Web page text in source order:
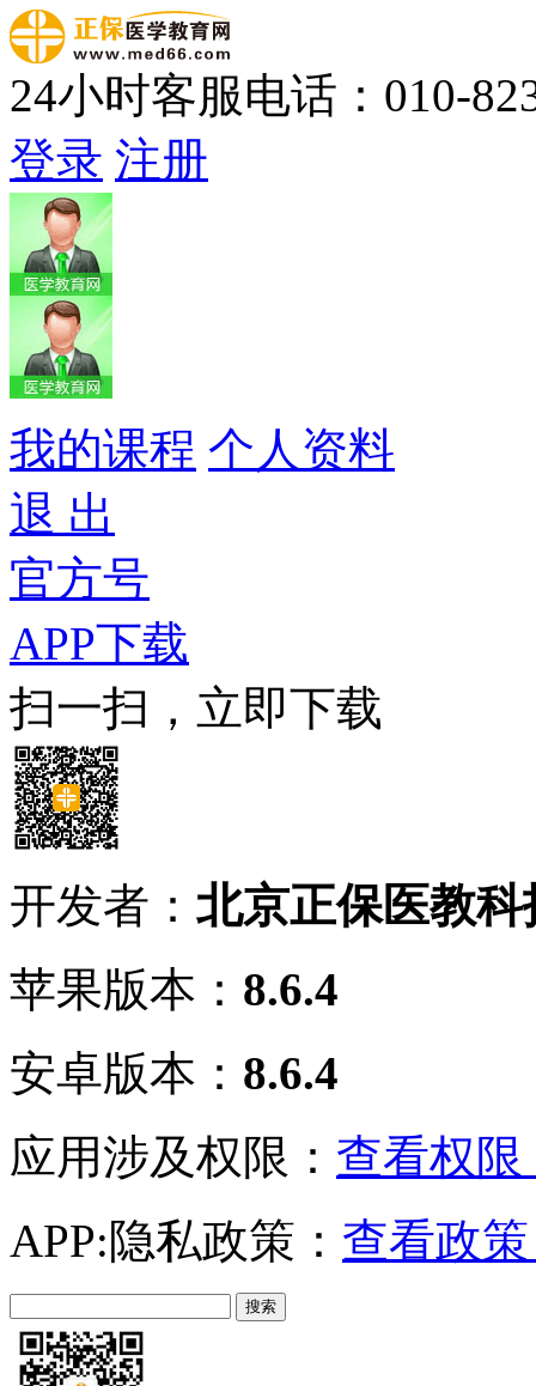
24小时客服电话：010-
登录 注册
我的课程 个人资料
退 出
官方号
APP下载
扫一扫，立即下载
开发者： 北京正保医教
苹果版本： 8.6.4
安卓版本： 8.6.4
应用涉及权限： 查看权限
APP:隐私政策： 查看政